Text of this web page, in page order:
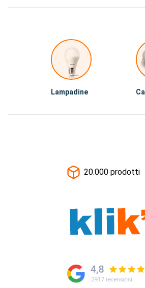
Lampadine
20.000 prodotti